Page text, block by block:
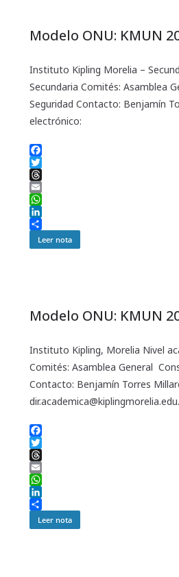
Modelo ONU: KMUN
Instituto Kipling Morelia –
Secundaria Comités: Asamblea
Seguridad Contacto: Benjamín
electrónico:
F
a
c
e
b
o
o
k
T
w
i
t
t
e
r
T
h
r
e
a
d
E
m
a
i
l
W
h
a
t
L
i
n
n
C
o
t
i
Leer nota
Modelo ONU: KMUN
Instituto Kipling, Morelia Nivel
Comités: Asamblea General
Contacto: Benjamín Torres
F
a
c
e
b
o
o
k
T
w
i
t
t
e
r
T
h
r
e
a
d
E
m
a
i
l
W
h
a
t
L
i
n
C
o
Leer nota